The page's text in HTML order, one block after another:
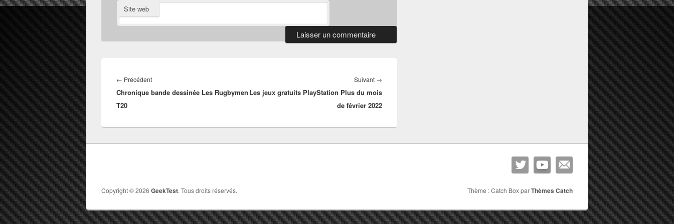
Site web
de
l’article
← PrécédentArticle
précédent :
Chronique bande dessinée Les Rugbymen
T20
Suivant →
suivant :
Les jeux gratuits PlayStation Plus du mois
de février 2022
Copyright © 2026 GeekTest. Tous droits réservés. Thème : Catch Box parThèmes Catch